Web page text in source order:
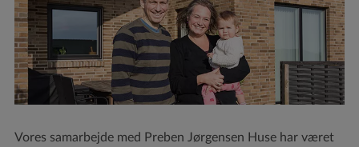
Vores samarbejde med Preben Jørgensen Huse har været